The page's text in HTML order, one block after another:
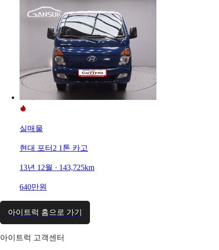
실매물
현대 포터2 1톤 카고
13년 12월 · 143,725km
640만원
아이트럭 홈으로 가기
아이트럭 고객센터